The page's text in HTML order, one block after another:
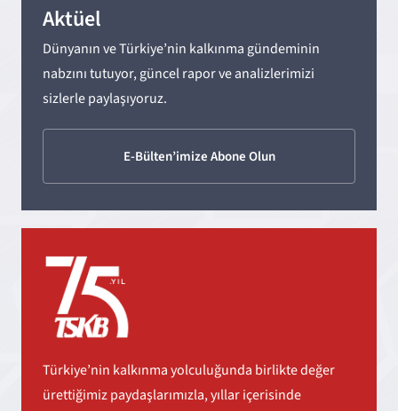
Aktüel
Dünyanın ve Türkiye’nin kalkınma gündeminin
nabzını tutuyor, güncel rapor ve analizlerimizi
sizlerle paylaşıyoruz.
E-Bülten’imize Abone Olun
Türkiye’nin kalkınma yolculuğunda birlikte değer
ürettiğimiz paydaşlarımızla, yıllar içerisinde